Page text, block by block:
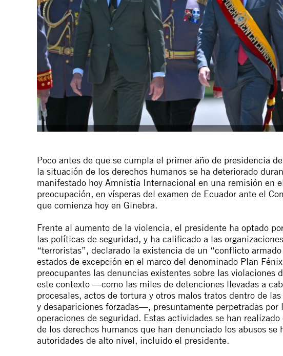
Poco antes de que se cumpla el primer año de presidencia
la situación de los derechos humanos se ha deteriorado
manifestado hoy Amnistía Internacional en una remisión en
preocupación, en vísperas del examen de Ecuador ante el
que comienza hoy en Ginebra.
Frente al aumento de la violencia, el presidente ha optado
las políticas de seguridad, y ha calificado a las
“terroristas”, declarado la existencia de un “conflicto
estados de excepción en el marco del denominado Plan
preocupantes las denuncias existentes sobre las violaciones
este contexto —como las miles de detenciones llevadas a
procesales, actos de tortura y otros malos tratos dentro de
y desapariciones forzadas—, presuntamente perpetradas por
operaciones de seguridad. Estas actividades se han
de los derechos humanos que han denunciado los abusos
autoridades de alto nivel, incluido el presidente.